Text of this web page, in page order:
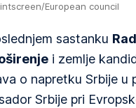
European council
sastanku
i zemlje
o napretku Srbije u
Srbije pri